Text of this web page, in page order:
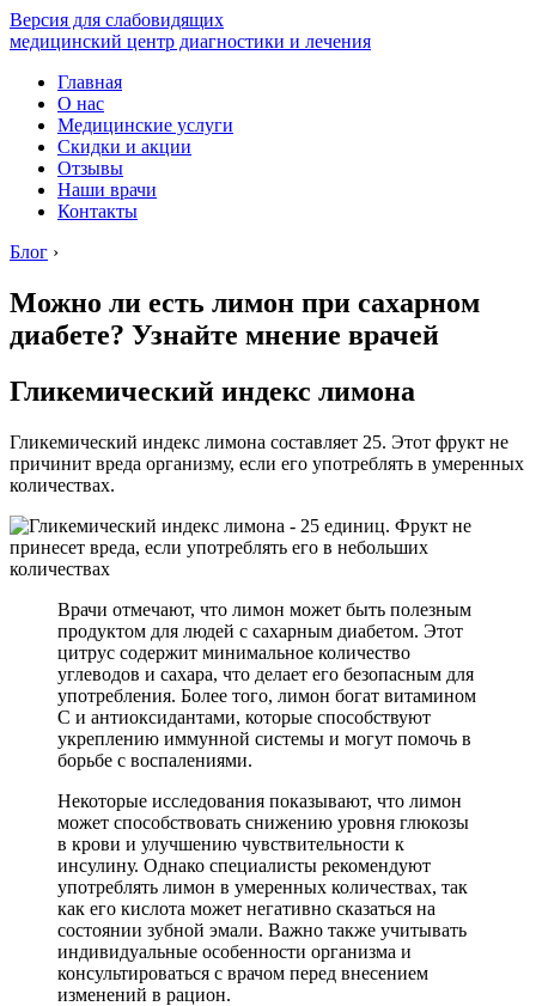
Версия для слабовидящих
медицинский центр диагностики и лечения
Главная
О нас
Медицинские услуги
Скидки и акции
Отзывы
Наши врачи
Контакты
Блог ›
Можно ли есть лимон при сахарном
диабете? Узнайте мнение врачей
Гликемический индекс лимона
Гликемический индекс лимона составляет 25. Этот фрукт не
причинит вреда организму, если его употреблять в умеренных
количествах.
Врачи отмечают, что лимон может быть полезным
продуктом для людей с сахарным диабетом. Этот
цитрус содержит минимальное количество
углеводов и сахара, что делает его безопасным для
употребления. Более того, лимон богат витамином
C и антиоксидантами, которые способствуют
укреплению иммунной системы и могут помочь в
борьбе с воспалениями.
Некоторые исследования показывают, что лимон
может способствовать снижению уровня глюкозы
в крови и улучшению чувствительности к
инсулину. Однако специалисты рекомендуют
употреблять лимон в умеренных количествах, так
как его кислота может негативно сказаться на
состоянии зубной эмали. Важно также учитывать
индивидуальные особенности организма и
консультироваться с врачом перед внесением
изменений в рацион.